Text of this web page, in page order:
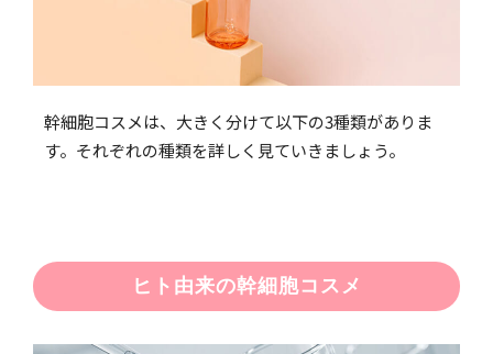
幹細胞コスメは、大きく分けて以下の3種類がありま
す。それぞれの種類を詳しく見ていきましょう。
ヒト由来の幹細胞コスメ